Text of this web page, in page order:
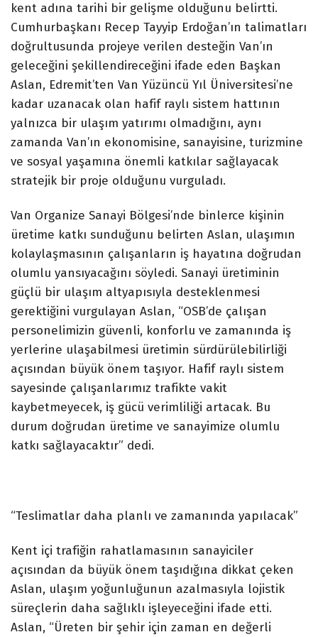
kent adına tarihi bir gelişme olduğunu belirtti.
Cumhurbaşkanı Recep Tayyip Erdoğan’ın talimatları
doğrultusunda projeye verilen desteğin Van’ın
geleceğini şekillendireceğini ifade eden Başkan
Aslan, Edremit’ten Van Yüzüncü Yıl Üniversitesi’ne
kadar uzanacak olan hafif raylı sistem hattının
yalnızca bir ulaşım yatırımı olmadığını, aynı
zamanda Van’ın ekonomisine, sanayisine, turizmine
ve sosyal yaşamına önemli katkılar sağlayacak
stratejik bir proje olduğunu vurguladı.
Van Organize Sanayi Bölgesi’nde binlerce kişinin
üretime katkı sunduğunu belirten Aslan, ulaşımın
kolaylaşmasının çalışanların iş hayatına doğrudan
olumlu yansıyacağını söyledi. Sanayi üretiminin
güçlü bir ulaşım altyapısıyla desteklenmesi
gerektiğini vurgulayan Aslan, “OSB’de çalışan
personelimizin güvenli, konforlu ve zamanında iş
yerlerine ulaşabilmesi üretimin sürdürülebilirliği
açısından büyük önem taşıyor. Hafif raylı sistem
sayesinde çalışanlarımız trafikte vakit
kaybetmeyecek, iş gücü verimliliği artacak. Bu
durum doğrudan üretime ve sanayimize olumlu
katkı sağlayacaktır” dedi.
“Teslimatlar daha planlı ve zamanında yapılacak”
Kent içi trafiğin rahatlamasının sanayiciler
açısından da büyük önem taşıdığına dikkat çeken
Aslan, ulaşım yoğunluğunun azalmasıyla lojistik
süreçlerin daha sağlıklı işleyeceğini ifade etti.
Aslan, “Üreten bir şehir için zaman en değerli